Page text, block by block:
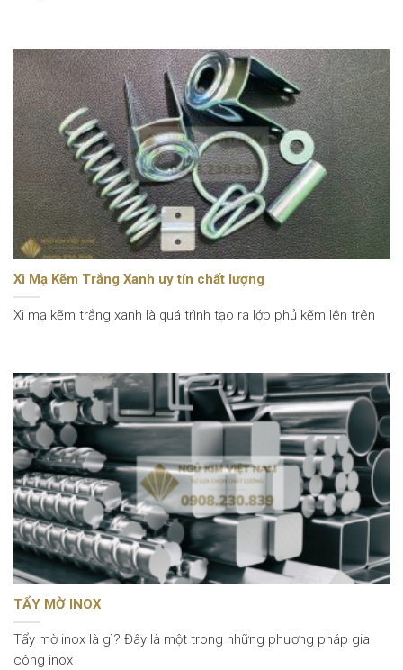
Xi Mạ Kẽm Trắng Xanh uy tín chất lượng
Xi mạ kẽm trắng xanh là quá trình tạo ra lớp phủ kẽm lên trên
TẨY MỜ INOX
Tẩy mờ inox là gì? Đây là một trong những phương pháp gia
công inox